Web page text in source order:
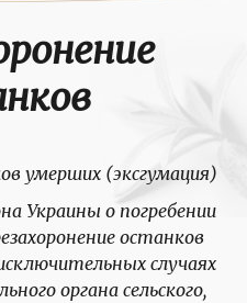
умерших (эксгумация)
Украины о погребении
останков
случаях
органа сельского,